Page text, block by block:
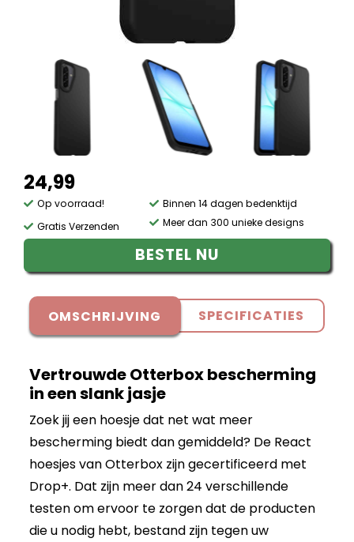
24,99
Op voorraad!
Gratis Verzenden
Binnen 14 dagen bedenktijd
Meer dan 300 unieke designs
BESTEL NU
OMSCHRIJVING SPECIFICATIES
Vertrouwde Otterbox bescherming
in een slank jasje
Zoek jij een hoesje dat net wat meer
bescherming biedt dan gemiddeld? De React
hoesjes van Otterbox zijn gecertificeerd met
Drop+. Dat zijn meer dan 24 verschillende
testen om ervoor te zorgen dat de producten
die u nodig hebt, bestand zijn tegen uw